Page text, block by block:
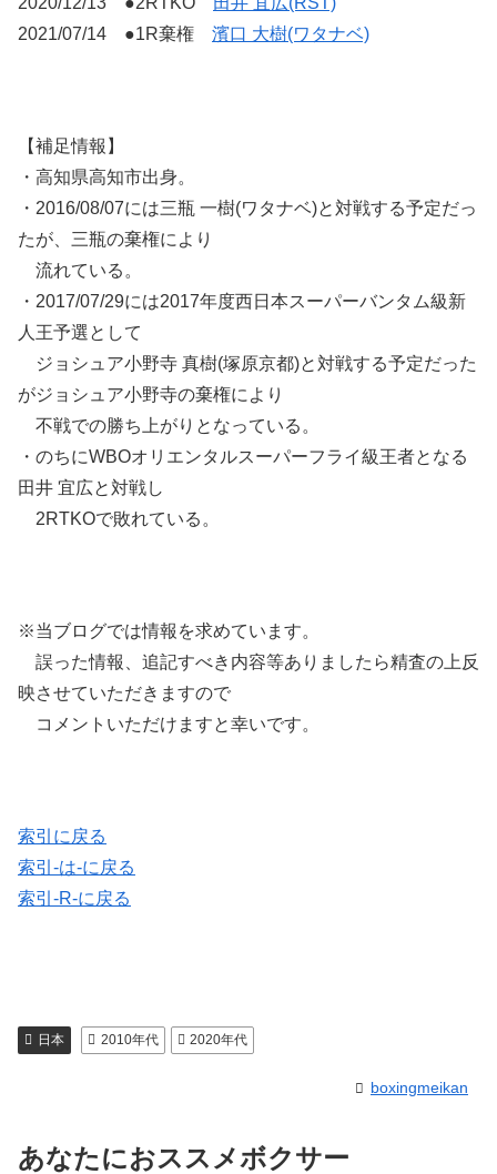
2021/07/14 ●1R棄権 濱口 大樹(ワタナベ)
【補足情報】
・高知県高知市出身。
・2016/08/07には三瓶 一樹(ワタナベ)と対戦する予定だっ
たが、三瓶の棄権により
流れている。
・2017/07/29には2017年度西日本スーパーバンタム級新
人王予選として
ジョシュア小野寺 真樹(塚原京都)と対戦する予定だった
がジョシュア小野寺の棄権により
不戦での勝ち上がりとなっている。
・のちにWBOオリエンタルスーパーフライ級王者となる
田井 宜広と対戦し
2RTKOで敗れている。
※当ブログでは情報を求めています。
誤った情報、追記すべき内容等ありましたら精査の上反
映させていただきますので
コメントいただけますと幸いです。
索引に戻る
索引-は-に戻る
索引-R-に戻る
日本 2010年代 2020年代
boxingmeikan
あなたにおススメボクサー